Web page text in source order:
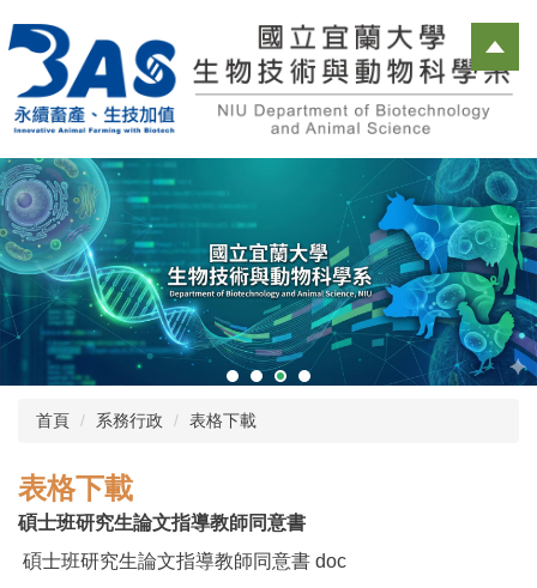
到
要
內
區
首頁 系務行政 表格下載
表格下載
碩士班研究生論文指導教師同意書
碩士班研究生論文指導教師同意書 doc